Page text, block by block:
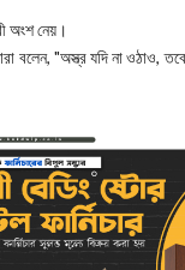
অংশ নেয়।
বলেন, "অস্ত্র যদি না ওঠাও,